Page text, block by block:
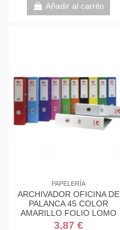
Añadir al carrito
PAPELERÍA
ARCHIVADOR OFICINA DE
PALANCA 45 COLOR
AMARILLO FOLIO LOMO
ESTRECHO 290X350X55...
3,87 €